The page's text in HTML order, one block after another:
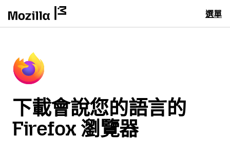
選單
下載會說您的語言的
Firefox 瀏覽器